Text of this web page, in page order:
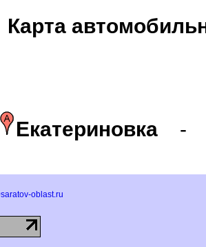
Карта
Екатериновка
oblast.ru